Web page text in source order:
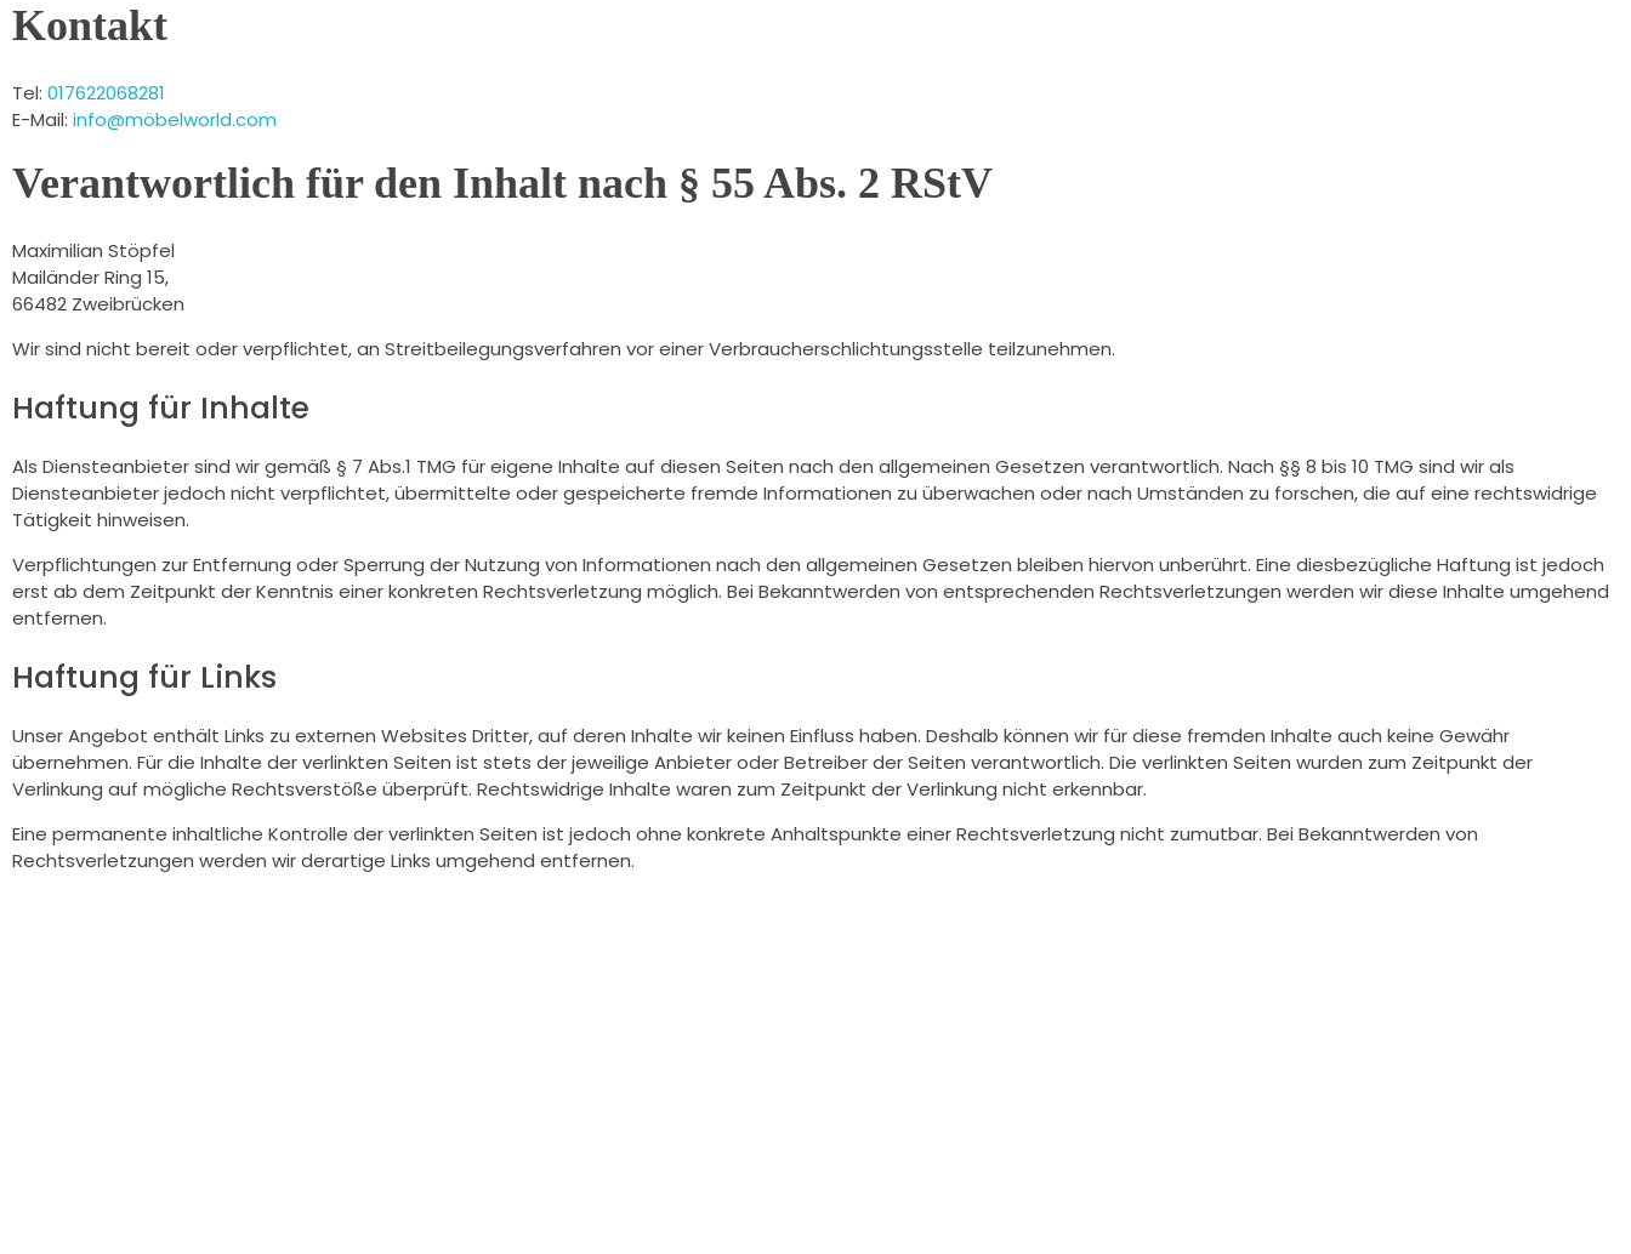
Kontakt
Tel: 017622068281
E-Mail: info@möbelworld.com
Verantwortlich für den Inhalt nach § 55 Abs. 2 RStV
Maximilian Stöpfel
Mailänder Ring 15,
66482 Zweibrücken
Wir sind nicht bereit oder verpflichtet, an Streitbeilegungsverfahren vor einer Verbraucherschlichtungsstelle teilzunehmen.
Haftung für Inhalte
Als Diensteanbieter sind wir gemäß § 7 Abs.1 TMG für eigene Inhalte auf diesen Seiten nach den allgemeinen Gesetzen verantwortlich. Nach §§ 8 bis 10 TMG sind wir als
Diensteanbieter jedoch nicht verpflichtet, übermittelte oder gespeicherte fremde Informationen zu überwachen oder nach Umständen zu forschen, die auf eine rechtswidrige
Tätigkeit hinweisen.
Verpflichtungen zur Entfernung oder Sperrung der Nutzung von Informationen nach den allgemeinen Gesetzen bleiben hiervon unberührt. Eine diesbezügliche Haftung ist jedoch
erst ab dem Zeitpunkt der Kenntnis einer konkreten Rechtsverletzung möglich. Bei Bekanntwerden von entsprechenden Rechtsverletzungen werden wir diese Inhalte umgehend
entfernen.
Haftung für Links
Unser Angebot enthält Links zu externen Websites Dritter, auf deren Inhalte wir keinen Einfluss haben. Deshalb können wir für diese fremden Inhalte auch keine Gewähr
übernehmen. Für die Inhalte der verlinkten Seiten ist stets der jeweilige Anbieter oder Betreiber der Seiten verantwortlich. Die verlinkten Seiten wurden zum Zeitpunkt der
Verlinkung auf mögliche Rechtsverstöße überprüft. Rechtswidrige Inhalte waren zum Zeitpunkt der Verlinkung nicht erkennbar.
Eine permanente inhaltliche Kontrolle der verlinkten Seiten ist jedoch ohne konkrete Anhaltspunkte einer Rechtsverletzung nicht zumutbar. Bei Bekanntwerden von
Rechtsverletzungen werden wir derartige Links umgehend entfernen.